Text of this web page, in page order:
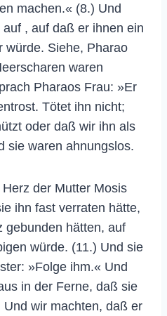
machen.« (8.) Und
, auf daß er ihnen ein
würde. Siehe, Pharao
waren
Pharaos Frau: »Er
Tötet ihn nicht;
oder daß wir ihn als
sie waren ahnungslos.
der Mutter Mosis
ihn fast verraten hätte,
gebunden hätten, auf
würde. (11.) Und sie
»Folge ihm.« Und
in der Ferne, daß sie
wir machten, daß er